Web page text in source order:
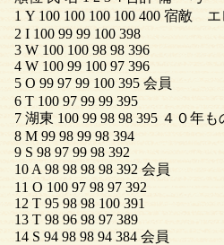
1 Y 100 100 100 100 400 宿敵
2 I 100 99 99 100 398
3 W 100 100 98 98 396
4 W 100 99 100 97 396
5 O 99 97 99 100 395 会員
6 T 100 97 99 99 395
7 湖東 100 99 98 98 395 ４０年
8 M 99 98 99 98 394
9 S 98 97 99 98 392
10 A 98 98 98 98 392 会員
11 O 100 97 98 97 392
12 T 95 98 98 100 391
13 T 98 96 98 97 389
14 S 94 98 98 94 384 会員